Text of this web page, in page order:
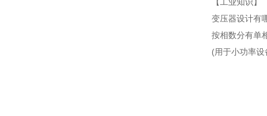
变压器设计有
按相数分有单
(用于小功率